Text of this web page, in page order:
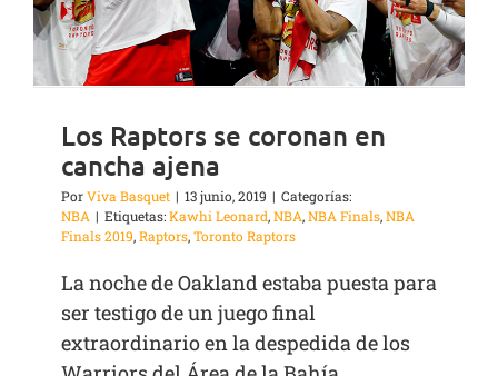
Los Raptors se coronan en
cancha ajena
PorViva Basquet | 13 junio, 2019 | Categorías:
NBA | Etiquetas:Kawhi Leonard,NBA,NBA Finals,NBA
Finals 2019,Raptors,Toronto Raptors
La noche de Oakland estaba puesta para
ser testigo de un juego final
extraordinario en la despedida de los